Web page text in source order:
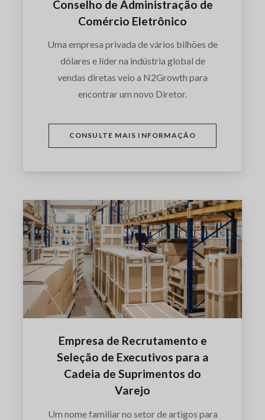
Conselho de Administração de
Comércio Eletrônico
Uma empresa privada de vários bilhões de
dólares e líder na indústria global de
vendas diretas veio a N2Growth para
encontrar um novo Diretor.
CONSULTE MAIS INFORMAÇÃO
Empresa de Recrutamento e
Seleção de Executivos para a
Cadeia de Suprimentos do
Varejo
Um nome familiar no setor de artigos para